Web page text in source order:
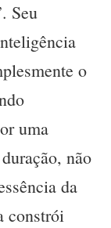
Seu
o
uma
não
da
constrói